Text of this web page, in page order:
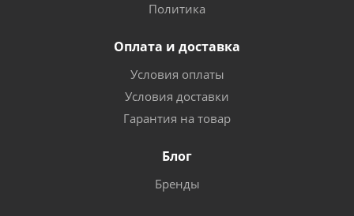
Политика
Оплата и доставка
Условия оплаты
Условия доставки
Гарантия на товар
Блог
Бренды